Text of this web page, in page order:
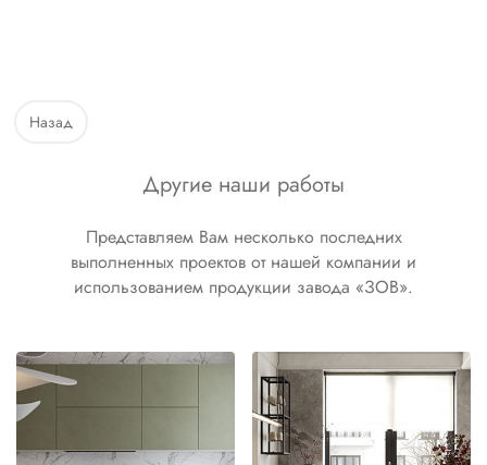
Назад
Другие наши работы
Представляем Вам несколько последних
выполненных проектов от нашей компании и
использованием продукции завода «ЗОВ».